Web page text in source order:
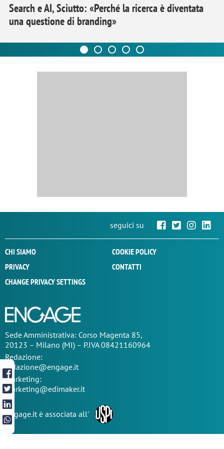
Search e AI, Sciutto: «Perché la ricerca è diventata
una questione di branding»
seguici su
CHI SIAMO
COOKIE POLICY
PRIVACY
CONTATTI
CHANGE PRIVACY SETTINGS
SedeAmministrativa: Corso Magenta 85,
20123 – Milano (MI) – P.IVA 08421160964
Redazione:
redazione@engage.it
Marketing:
marketing@edimaker.it
Engage.it è associata all'